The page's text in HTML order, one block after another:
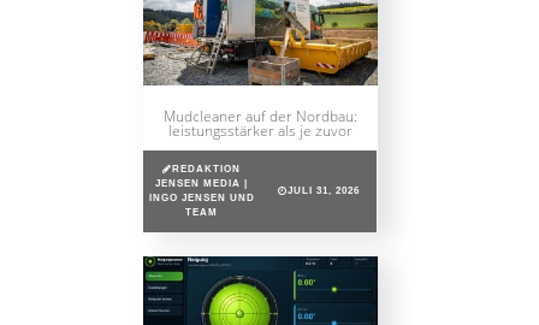
Mudcleaner auf der Nordbau:
leistungsstärker als je zuvor
REDAKTION
JENSEN MEDIA |
INGO JENSEN UND
TEAM
JULI 31, 2026